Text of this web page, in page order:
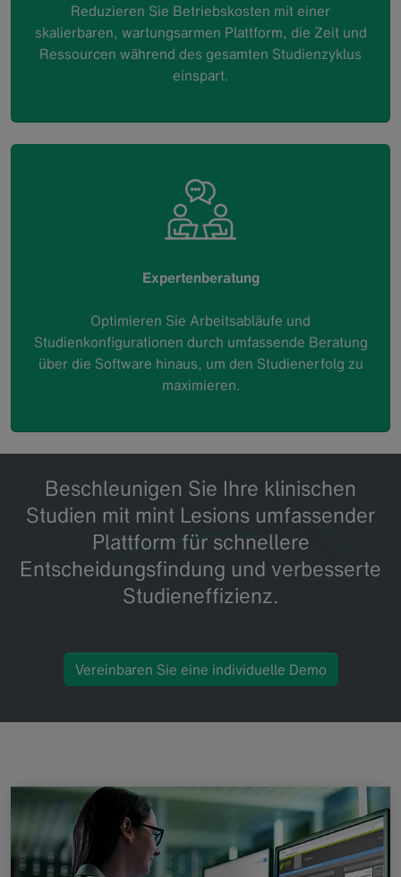
Reduzieren Sie Betriebskosten mit einer
skalierbaren, wartungsarmen Plattform, die Zeit und
Ressourcen während des gesamten Studienzyklus
einspart.
Expertenberatung
Optimieren Sie Arbeitsabläufe und
Studienkonfigurationen durch umfassende Beratung
über die Software hinaus, um den Studienerfolg zu
maximieren.
Beschleunigen Sie Ihre klinischen
Studien mit mint Lesions umfassender
Plattform für schnellere
Entscheidungsfindung und verbesserte
Studieneffizienz.
Vereinbaren Sie eine individuelle Demo